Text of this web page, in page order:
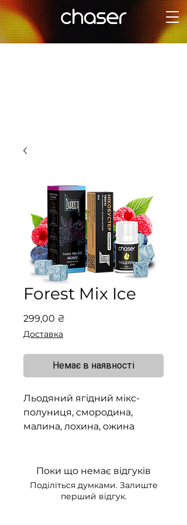
Forest Mix Ice
299,00 ₴
Доставка
Немає в наявності
Льодяний ягідний мікс-
полуниця, смородина,
малина, лохина, ожина
Поки що немає відгуків
Поділіться думками. Залиште
перший відгук.